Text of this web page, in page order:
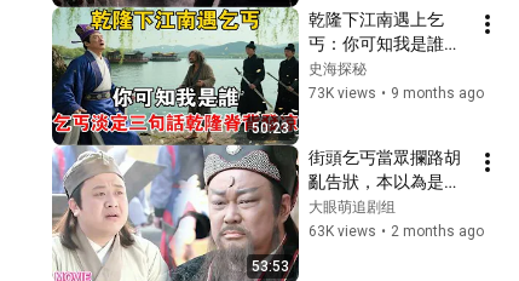
20
【Official Audio Lyrics
Video】林良樂《假戲真做的
人》-〈我被情傷〉官方動態
歌詞版MV
好歌大家唱
21
關淑怡 愛你愛得太久
余佳齊
22
徐世珍 我的快樂悲傷-原版數
位重製FHD-MV-A
Arex的音樂科技遊樂園艾瑞克斯
張宇 Phil Chang -《沙漠
視界20260805第454
期】
50:23
乾隆下江南遇上乞
丐：你可知我是誰？
乞丐淡定三句話，乾
隆脊背發涼【史海探
史海探秘
73K views • 9 months ago
53:53
街頭乞丐當眾攔路胡
亂告狀，本以為是無
理取鬧，不料一句話
竟牽扯出撼動整個王
大眼萌追剧组
63K views • 2 months ago